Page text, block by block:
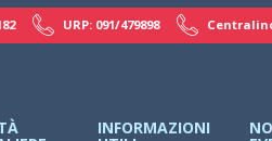
URP: 091/479898
INFORMAZIONI